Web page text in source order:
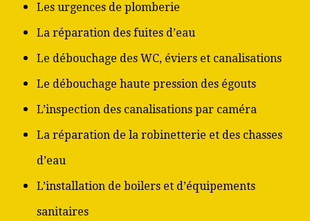
Les urgences de plomberie
La réparation des fuites d’eau
Le débouchage des WC, éviers et canalisations
Le débouchage haute pression des égouts
L’inspection des canalisations par caméra
La réparation de la robinetterie et des chasses
d’eau
L’installation de boilers et d’équipements
sanitaires